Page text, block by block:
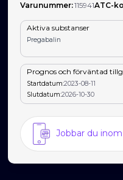
Varunummer:115941ATC-
Aktiva substanser
Pregabalin
Prognos och förväntad
Startdatum:2023-08-11
Slutdatum:2026-10-30
Jobbar du